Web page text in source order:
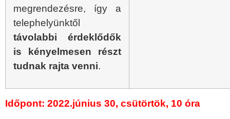
megrendezésre, így a
telephelyünktől
távolabbi érdeklődők
is kényelmesen részt
tudnak rajta venni.
Időpont: 2022.június 30, csütörtök, 10 óra